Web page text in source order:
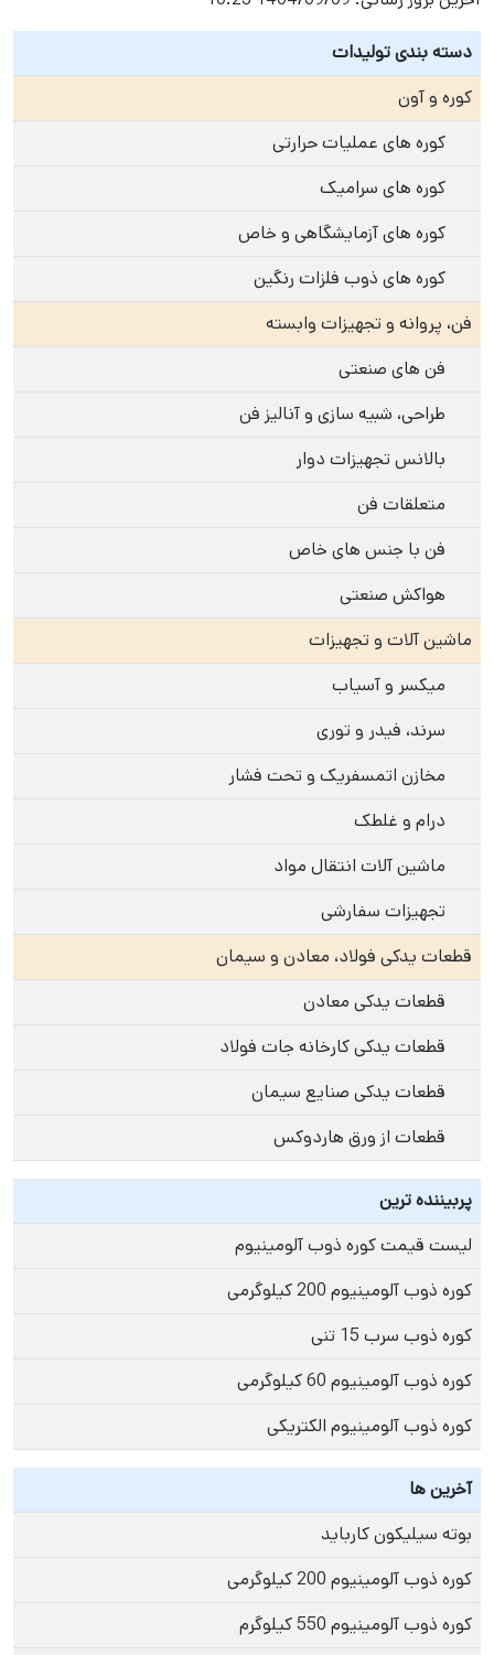
دسته بندی تولیدات
کوره و آون
کوره های عملیات حرارتی
کوره های سرامیک
کوره های آزمایشگاهی و خاص
کوره های ذوب فلزات رنگین
فن، پروانه و تجهیزات وابسته
فن های صنعتی
طراحی، شبیه سازی و آنالیز فن
بالانس تجهیزات دوار
متعلقات فن
فن با جنس های خاص
هواکش صنعتی
ماشین آلات و تجهیزات
میکسر و آسیاب
سرند، فیدر و توری
مخازن اتمسفریک و تحت فشار
درام و غلطک
ماشین آلات انتقال مواد
تجهیزات سفارشی
قطعات یدکی فولاد، معادن و سیمان
قطعات یدکی معادن
قطعات یدکی کارخانه جات فولاد
قطعات یدکی صنایع سیمان
قطعات از ورق هاردوکس
پربیننده ترین
لیست قیمت کوره ذوب آلومینیوم
کوره ذوب آلومینیوم 200 کیلوگرمی
کوره ذوب سرب 15 تنی
کوره ذوب آلومینیوم 60 کیلوگرمی
کوره ذوب آلومینیوم الکتریکی
آخرین ها
بوته سیلیکون کارباید
کوره ذوب آلومینیوم 200 کیلوگرمی
کوره ذوب آلومینیوم 550 کیلوگرم